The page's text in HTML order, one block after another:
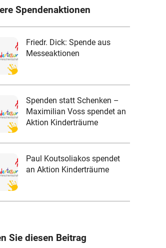
Spendenaktionen
Friedr. Dick: Spende aus
Messeaktionen
Spenden statt Schenken –
Maximilian Voss spendet an
Aktion Kinderträume
Paul Koutsoliakos spendet
an Aktion Kinderträume
Sie diesen Beitrag